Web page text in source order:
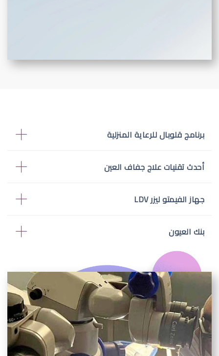
برنامج قلوبال للرعاية المنزلية
أحدث تقنيات علاج جفاف العين
جهاز الفيمتو ليزر LDV
بنك العيون